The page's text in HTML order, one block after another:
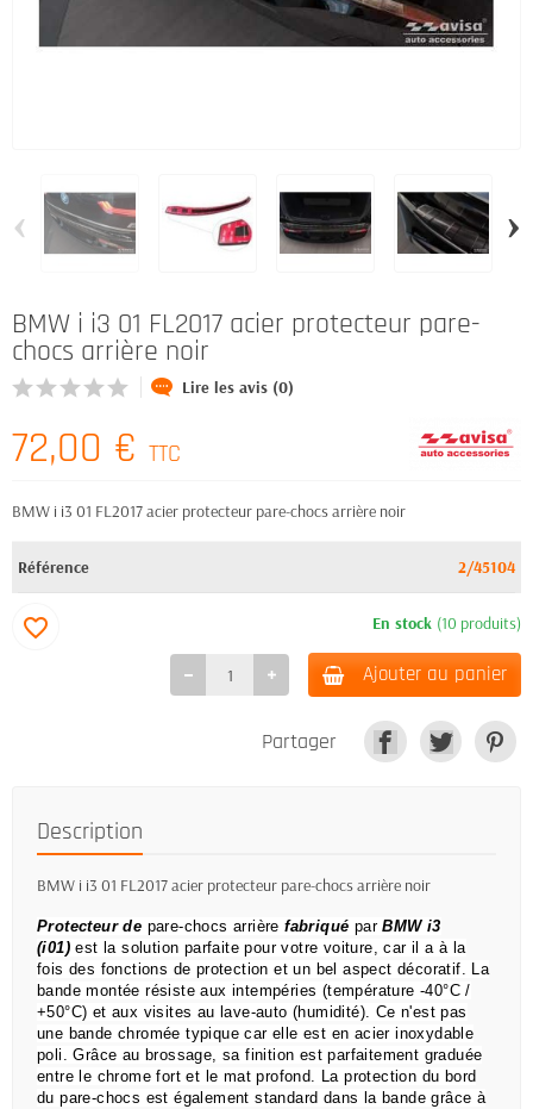
‹ ›
BMW i i3 01 FL2017 acier protecteur pare-
chocs arrière noir
Lire les avis (0)
72,00 € TTC
BMW i i3 01 FL2017 acier protecteur pare-chocs arrière noir
Référence 2/45104
En stock (10 produits)
Ajouter au panier
favorite_border
Partager
Description
BMW i i3 01 FL2017 acier protecteur pare-chocs arrière noir
Protecteur de pare-chocs arrièrefabriqué parBMW i3
(i01) est la solution parfaite pour votre voiture, car il a à la
fois des fonctions de protection et un bel aspect décoratif. La
bande montée résiste aux intempéries (température -40°C /
+50°C) et aux visites au lave-auto (humidité). Ce n'est pas
une bande chromée typique car elle est en acier inoxydable
poli.Grâce au brossage, sa finition est parfaitement graduée
entre le chrome fort et le mat profond. La protection du bord
du pare-chocs est également standard dans la bande grâce à